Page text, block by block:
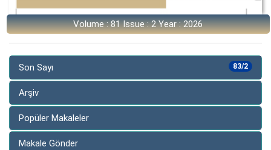
Volume : 81 Issue : 2 Year : 2026
83/2
Son Sayı
Arşiv
Popüler Makaleler
Makale Gönder